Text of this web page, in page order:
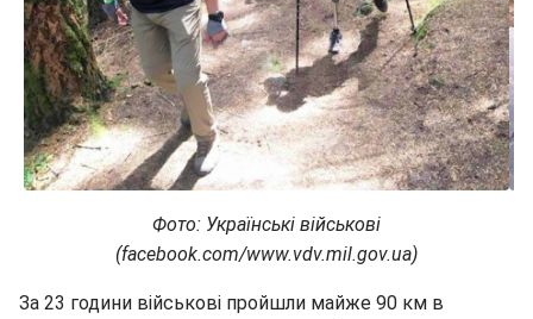
Фото: Українські військові
(facebook.com/www.vdv.mil.gov.ua)
За 23 години військові пройшли майже 90 км в